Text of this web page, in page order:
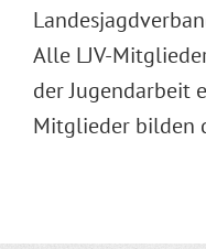
Alle LJV-
der Jugendarbeit
Mitglieder bilden